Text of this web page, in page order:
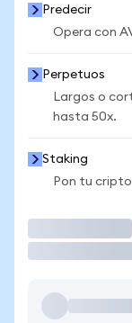
Predecir
Opera con
Perpetuos
Largos o
hasta 50x.
Staking
Pon tu